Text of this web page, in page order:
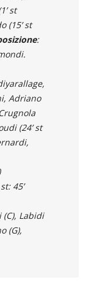
st
(15’ st
Adriano
(24’ st
45’
Labidi
(G),